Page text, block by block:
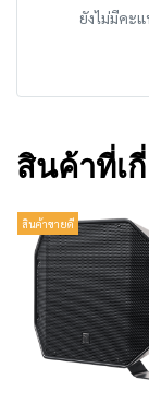
ยังไม่มีคะ
สินค้าที่เ
สินค้าขายดี